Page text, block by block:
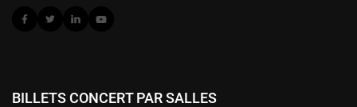
BILLETS CONCERT PAR SALLES